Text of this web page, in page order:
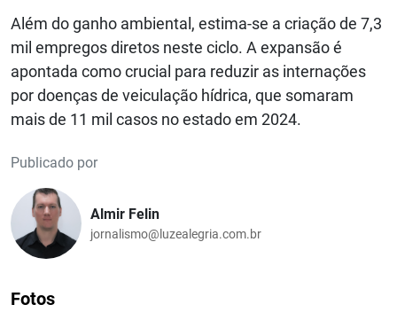
Além do ganho ambiental, estima-se a criação de 7,3
mil empregos diretos neste ciclo. A expansão é
apontada como crucial para reduzir as internações
por doenças de veiculação hídrica, que somaram
mais de 11 mil casos no estado em 2024.
Publicado por
Almir Felin
jornalismo@luzealegria.com.br
Fotos